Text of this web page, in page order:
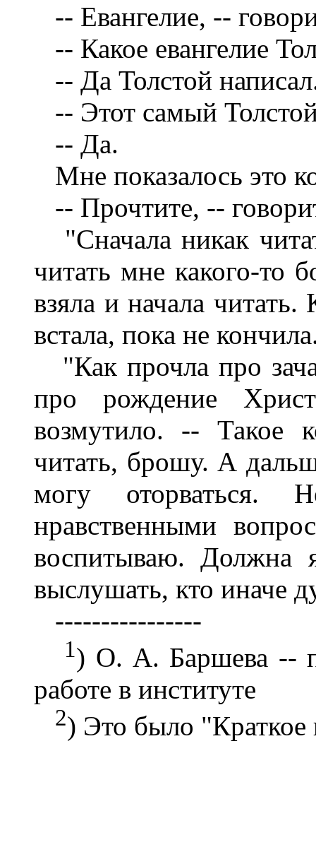
-- Евангелие, --
-- Какое евангелие
-- Да Толстой
-- Этот самый
-- Да.
Мне показалось это
-- Прочтите, --
"Сначала никак
читать мне какого-то
взяла и начала
встала, пока не
"Как прочла про
про рождение
возмутило. -- Такое
читать, брошу. А
могу
нравственными
воспитываю. Должна
выслушать, кто иначе
----------------
1) О. А. Баршева --
работе в институте
2) Это было "Краткое